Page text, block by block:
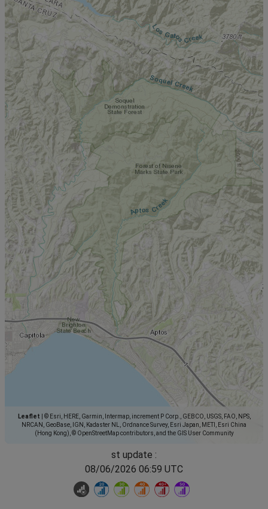
Leaflet
© Esri, HERE, Garmin, Intermap, increment P Corp., GEBCO, USGS, FAO, NPS,
NRCAN, GeoBase, IGN, Kadaster NL, Ordnance Survey, Esri Japan, METI, Esri China
(Hong Kong), © OpenStreetMap contributors, and the GIS User Community
st update :
08/06/2026 06:59 UTC